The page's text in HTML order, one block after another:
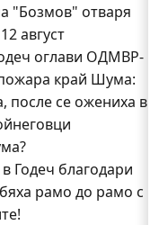
"Бозмов" отваря
август
оглави ОДМВР-
сред първите
Шума (СНИМКИ)
Годеч благодари
рамо до рамо с
край Шума:
после се ожениха в
Годеч благодари
рамо до рамо с